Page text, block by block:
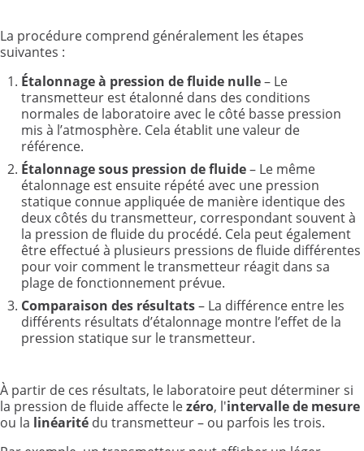
La procédure comprend généralement les étapes
suivantes :
Étalonnage à pression de fluide nulle– Le
transmetteur est étalonné dans des conditions
normales de laboratoire avec le côté basse pression
mis à l’atmosphère. Cela établit une valeur de
référence.
Étalonnage sous pression de fluide– Le même
étalonnage est ensuite répété avec une pression
statique connue appliquée de manière identique des
deux côtés du transmetteur, correspondant souvent à
la pression de fluide du procédé. Cela peut également
être effectué à plusieurs pressions de fluide différentes
pour voir comment le transmetteur réagit dans sa
plage de fonctionnement prévue.
Comparaison des résultats– La différence entre les
différents résultats d’étalonnage montre l’effet de la
pression statique sur le transmetteur.
À partir de ces résultats, le laboratoire peut déterminer si
la pression de fluide affecte lezéro, l'intervalle de mesure
ou la linéarité du transmetteur – ou parfois les trois.